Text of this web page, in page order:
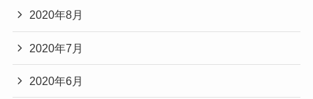
2020年8月
2020年7月
2020年6月